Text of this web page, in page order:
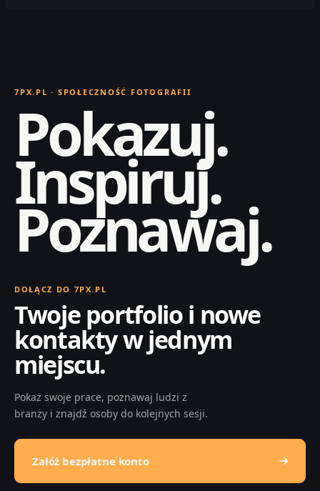
7PX.PL · SPOŁECZNOŚĆ FOTOGRAFII
Pokazuj.
Inspiruj.
Poznawaj.
DOŁĄCZ DO 7PX.PL
Twoje portfolio i nowe
kontakty w jednym
miejscu.
Pokaż swoje prace, poznawaj ludzi z
branży i znajdź osoby do kolejnych sesji.
Załóż bezpłatne konto